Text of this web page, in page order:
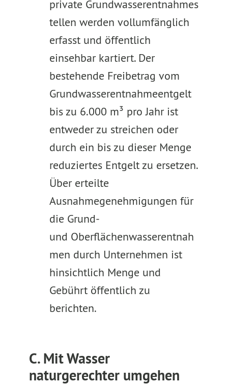
private Grundwasserentnahmes
tellen werden vollumfänglich
erfasst und öffentlich
einsehbar kartiert. Der
bestehende Freibetrag vom
Grundwasserentnahmeentgelt
bis zu 6.000 m³ pro Jahr ist
entweder zu streichen oder
durch ein bis zu dieser Menge
reduziertes Entgelt zu ersetzen.
Über erteilte
Ausnahmegenehmigungen für
die Grund-
und Oberflächenwasserentnah
men durch Unternehmen ist
hinsichtlich Menge und
Gebührt öffentlich zu
berichten.
C. Mit Wasser
naturgerechter umgehen